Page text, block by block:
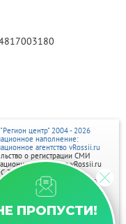
ПРОПУСТИ!
"Регион центр" 2004 - 2026
наполнение:
агентство vRossii.ru
о регистрации СМИ
агентства vRossii.ru
РОСКОМНАДЗОРом 04 марта
редактора Нарыков А. Н.
на портале размещаются на